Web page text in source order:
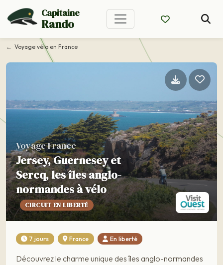
Capitaine
Rando
Voyage vélo en France
Voyage France
Jersey, Guernesey et
Sercq, les îles anglo-
normandes à vélo
CIRCUIT EN LIBERTÉ
7 jours France En liberté
Découvrez le charme unique des îles anglo-normandes